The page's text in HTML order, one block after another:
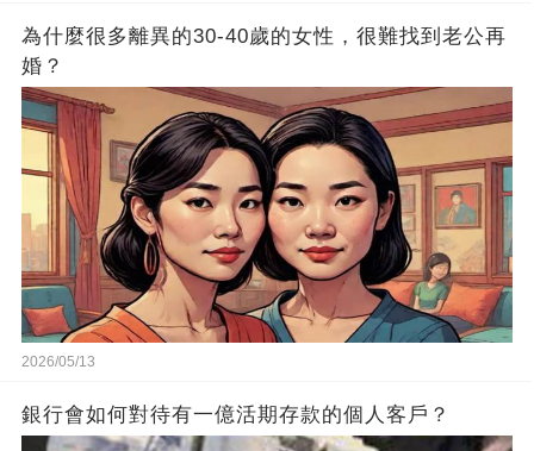
為什麼很多離異的30-40歲的女性，很難找到老公再
婚？
2026/05/13
銀行會如何對待有一億活期存款的個人客戶？